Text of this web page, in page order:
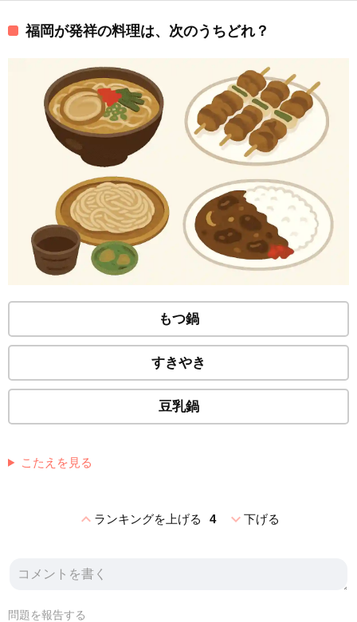
福岡が発祥の料理は、次のうちどれ？
もつ鍋
すきやき
豆乳鍋
こたえを見る
expand_lessランキングを上げる 4 expand_more下げる
問題を報告する